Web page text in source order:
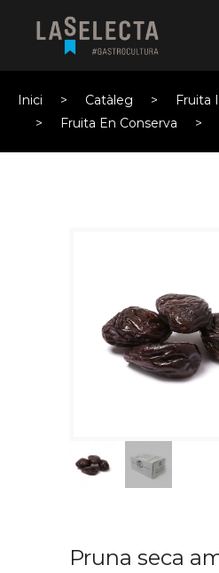
Inici Catàleg Fruita
Fruita En Conserva
Pruna seca